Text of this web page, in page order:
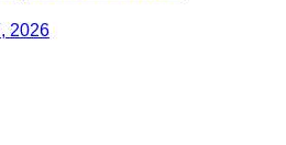
2026